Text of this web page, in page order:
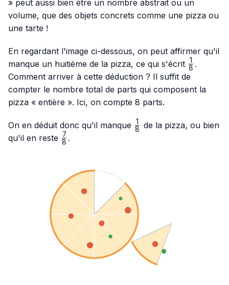
» peut aussi bien être un nombre abstrait ou un
volume, que des objets concrets comme une pizza ou
une tarte !
En regardant l'image ci-dessous, on peut affirmer qu'il
manque un huitième de la pizza, ce qui s'écrit \frac{1}
{8}
8
1 .
Comment arriver à cette déduction ? Il suffit de
compter le nombre total de parts qui composent la
pizza « entière ». Ici, on compte 8 parts.
On en déduit donc qu'il manque \frac{1}
8
1
de la pizza, ou bien
qu'il en reste \frac{7}
8
7 .